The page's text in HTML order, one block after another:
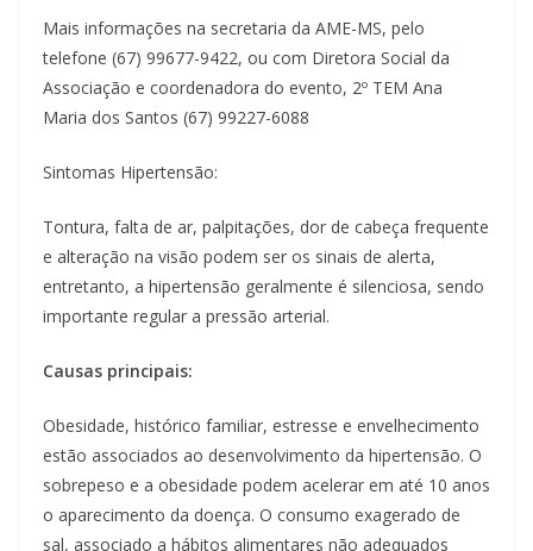
Mais informações na secretaria da AME-MS, pelo
telefone (67) 99677-9422, ou com Diretora Social da
Associação e coordenadora do evento, 2º TEM Ana
Maria dos Santos (67) 99227-6088
Sintomas Hipertensão:
Tontura, falta de ar, palpitações, dor de cabeça frequente
e alteração na visão podem ser os sinais de alerta,
entretanto, a hipertensão geralmente é silenciosa, sendo
importante regular a pressão arterial.
Causas principais:
Obesidade, histórico familiar, estresse e envelhecimento
estão associados ao desenvolvimento da hipertensão. O
sobrepeso e a obesidade podem acelerar em até 10 anos
o aparecimento da doença. O consumo exagerado de
sal, associado a hábitos alimentares não adequados